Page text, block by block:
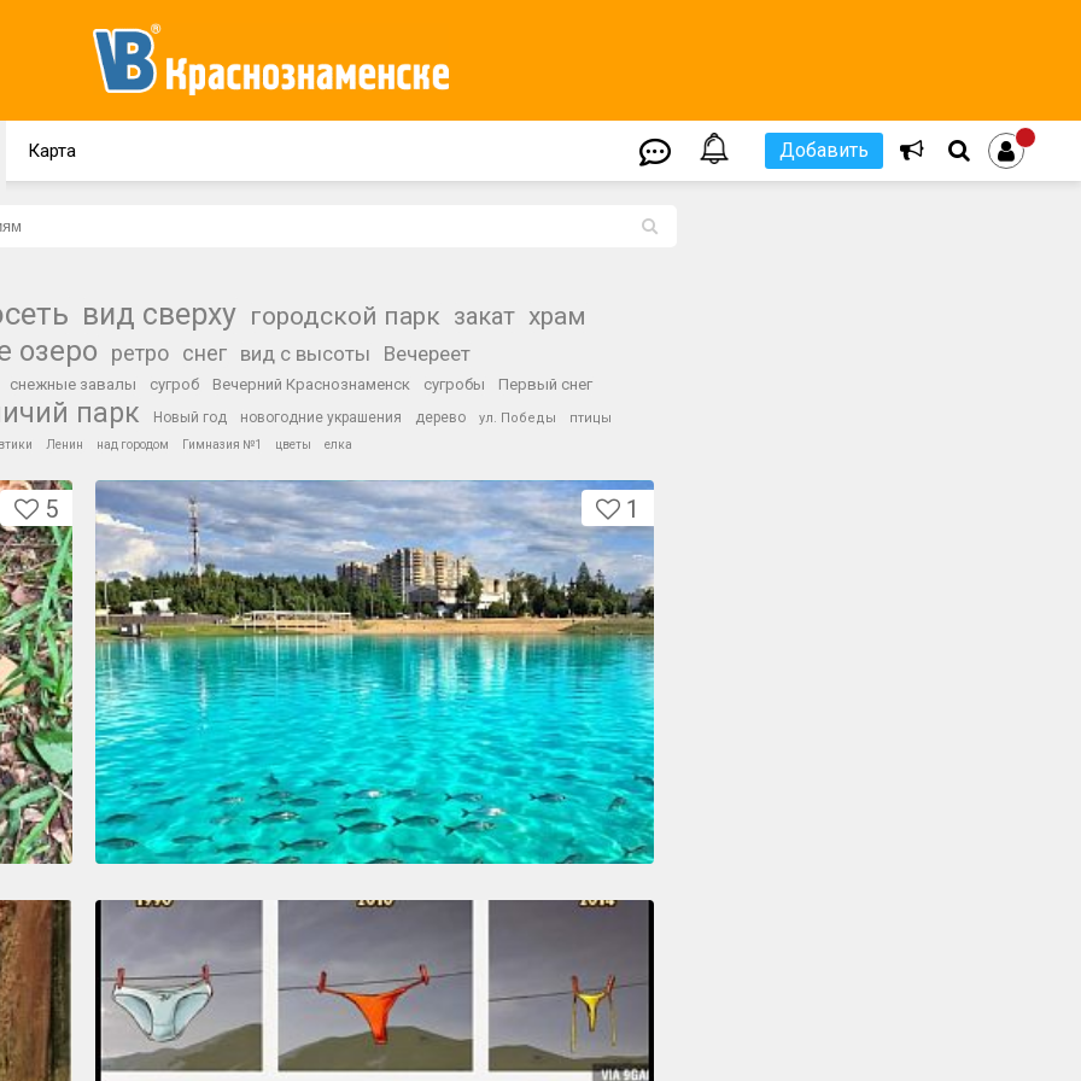
Карта Добавить
L
вид сверху городской парк закат храм
озеро ретро снег вид с высоты Вечереет
снежные завалы сугроб Вечерний Краснознаменск сугробы Первый снег
парк Новый год новогодние украшения дерево ул. Победы птицы
Ленин над городом Гимназия №1 цветы елка
5 1